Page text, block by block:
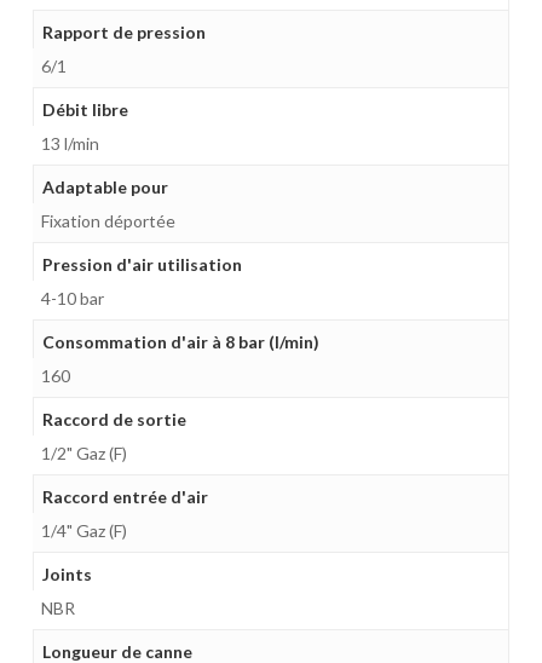
Rapport de pression
6/1
Débit libre
13 l/min
Adaptable pour
Fixation déportée
Pression d'air utilisation
4-10 bar
Consommation d'air à 8 bar (l/min)
160
Raccord de sortie
1/2" Gaz (F)
Raccord entrée d'air
1/4" Gaz (F)
Joints
NBR
Longueur de canne